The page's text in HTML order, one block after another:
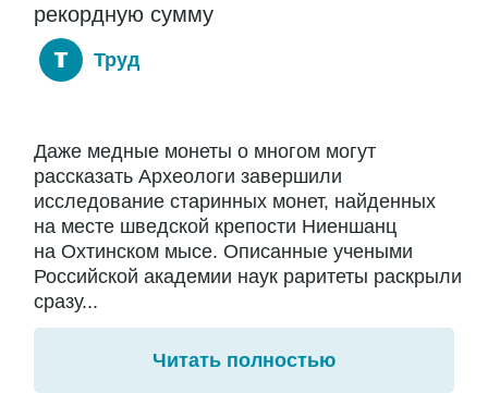
рекордную сумму
Труд
Даже медные монеты о многом могут
рассказать Археологи завершили
исследование старинных монет, найденных
на месте шведской крепости Ниеншанц
на Охтинском мысе. Описанные учеными
Российской академии наук раритеты раскрыли
сразу...
Читать полностью